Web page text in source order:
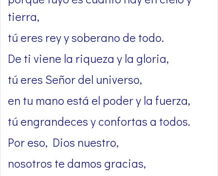
tierra,
tú eres rey y soberano de todo.
De ti viene la riqueza y la gloria,
tú eres Señor del universo,
en tu mano está el poder y la fuerza,
tú engrandeces y confortas a todos.
Por eso, Dios nuestro,
nosotros te damos gracias,